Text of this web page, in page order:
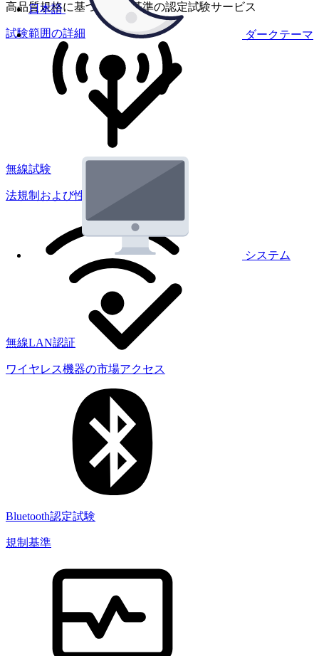
ダークテーマ
システム
日本語
高品質規格に基づく国際基準の認定試験サービス
試験範囲の詳細
無線試験
法規制および性能試験
無線LAN認証
ワイヤレス機器の市場アクセス
Bluetooth認定試験
規制基準